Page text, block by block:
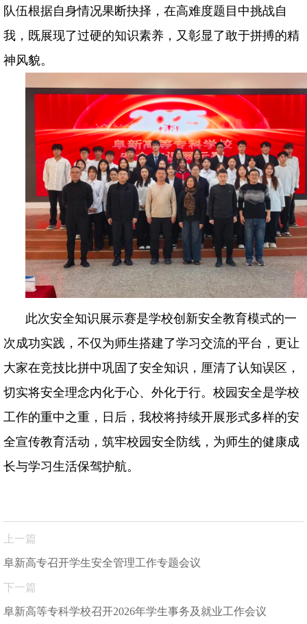
队伍根据自身情况果断抉择，在高难度题目中挑战自
我，既展现了过硬的知识素养，又彰显了敢于拼搏的精
神风貌。
此次安全知识展示赛是学校创新安全教育模式的一
次成功实践，不仅为师生搭建了学习交流的平台，更让
大家在竞技比拼中巩固了安全知识，厘清了认知误区，
切实将安全理念内化于心、外化于行。校园安全是学校
工作的重中之重，日后，我校将持续开展形式多样的安
全宣传教育活动，筑牢校园安全防线，为师生的健康成
长与学习生活保驾护航。
上一篇
阜新高专召开学生安全管理工作专题会议
下一篇
阜新高等专科学校召开2026年学生事务及就业工作会议